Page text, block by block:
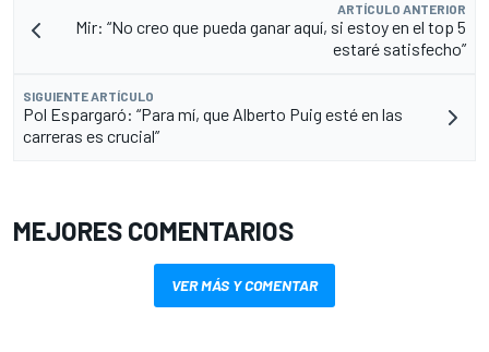
ARTÍCULO ANTERIOR
Mir: “No creo que pueda ganar aquí, si estoy en el top 5
estaré satisfecho”
SIGUIENTE ARTÍCULO
Pol Espargaró: “Para mí, que Alberto Puig esté en las
carreras es crucial”
MEJORES COMENTARIOS
VER MÁS Y COMENTAR